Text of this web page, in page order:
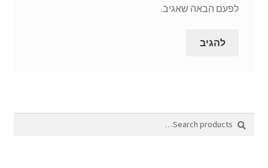
לפעם הבאה שאגיב.
Search
for:
Search